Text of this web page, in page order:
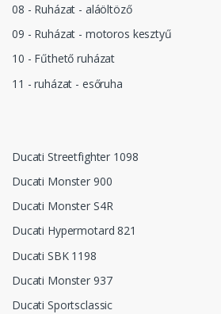
08 - Ruházat - aláöltöző
09 - Ruházat - motoros kesztyű
10 - Fűthető ruházat
11 - ruházat - esőruha
Ducati Streetfighter 1098
Ducati Monster 900
Ducati Monster S4R
Ducati Hypermotard 821
Ducati SBK 1198
Ducati Monster 937
Ducati Sportsclassic